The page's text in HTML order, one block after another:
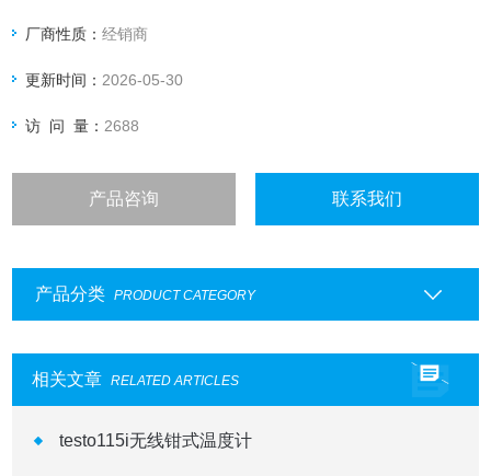
厂商性质：经销商
更新时间： 2026-05-30
访 问 量： 2688
产品咨询 联系我们
产品分类 PRODUCT CATEGORY
相关文章 RELATED ARTICLES
testo115i无线钳式温度计